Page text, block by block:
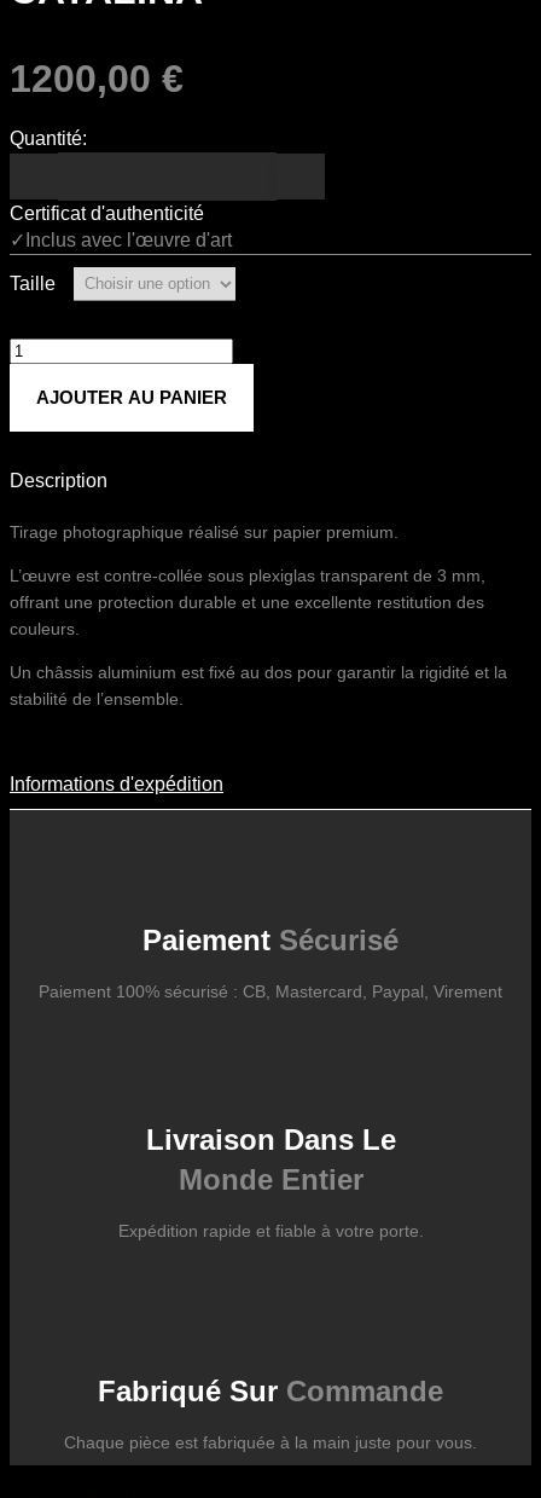
1200,00 €
Quantité:
Certificat d'authenticité
✓Inclus avec l'œuvre d'art
Taille
quantité
CATALINA
AJOUTER AU PANIER
Description
Tirage photographique réalisé sur papier premium.
L’œuvre est contre-collée sous plexiglas transparent de 3 mm,
offrant une protection durable et une excellente restitution des
couleurs.
Un châssis aluminium est fixé au dos pour garantir la rigidité et la
stabilité de l’ensemble.
Informations D'expédition
des fluctuations tarifaires des transporteurs internationaux.
Informations d'expédition
Paiement Sécurisé
Paiement 100% sécurisé : CB, Mastercard, Paypal, Virement
Livraison Dans Le
Monde Entier
Expédition rapide et fiable à votre porte.
Fabriqué Sur Commande
Chaque pièce est fabriquée à la main juste pour vous.